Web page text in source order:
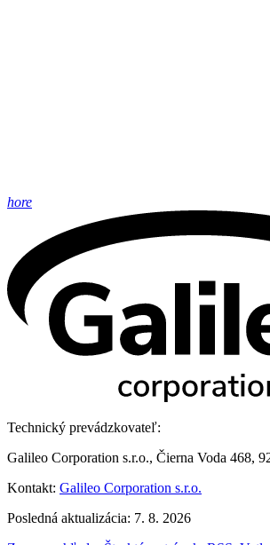
hore
Technický prevádzkovateľ:
Galileo Corporation s.r.o., Čierna Voda 468,
Kontakt: Galileo Corporation s.r.o.
Posledná aktualizácia: 7. 8. 2026